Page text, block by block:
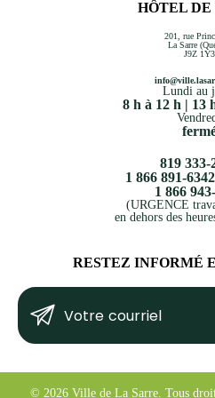
HÔTEL
201, rue
La Sarre
J9Z 1Y3
Lundi au
8 h à 12 h | 13
819 333-
1 866 891-6342
1 866
(URGENCE
en dehors des
RESTEZ INFORMÉ
Votre
courriel
(Nécessaire)
© 2026 Ville de La Sarre. Tous